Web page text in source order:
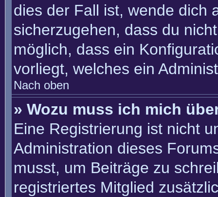
dies der Fall ist, wende dich
sicherzugehen, dass du
möglich, dass ein
vorliegt, welches ein
Nach oben
» Wozu muss ich mich
Eine Registrierung ist nicht
Administration dieses
musst, um Beiträge zu
registriertes Mitglied